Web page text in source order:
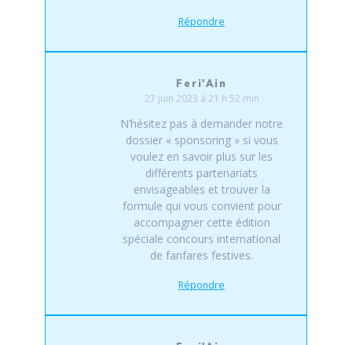
Répondre
Feri'Ain
27 juin 2023 à 21 h 52 min
N’hésitez pas à demander notre
dossier « sponsoring » si vous
voulez en savoir plus sur les
différents partenariats
envisageables et trouver la
formule qui vous convient pour
accompagner cette édition
spéciale concours international
de fanfares festives.
Répondre